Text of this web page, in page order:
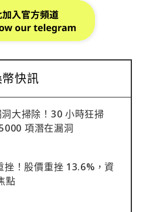
幣快訊
大掃除！30 小時狂掃
項潛在漏洞
！股價重挫 13.6%，資
點